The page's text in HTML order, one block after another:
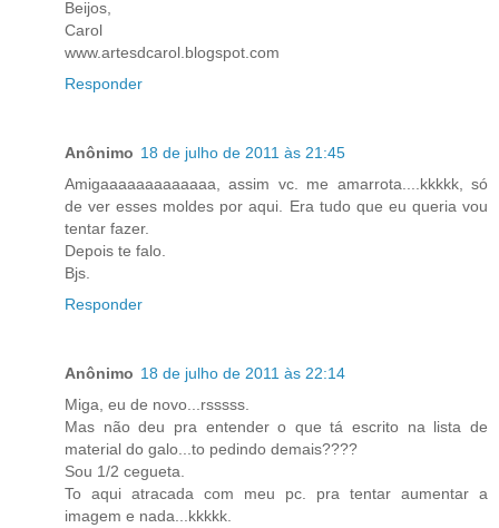
Beijos,
Carol
www.artesdcarol.blogspot.com
Responder
Anônimo 18 de julho de 2011 às 21:45
Amigaaaaaaaaaaaaa, assim vc. me amarrota....kkkkk, só
de ver esses moldes por aqui. Era tudo que eu queria vou
tentar fazer.
Depois te falo.
Bjs.
Responder
Anônimo 18 de julho de 2011 às 22:14
Miga, eu de novo...rsssss.
Mas não deu pra entender o que tá escrito na lista de
material do galo...to pedindo demais????
Sou 1/2 cegueta.
To aqui atracada com meu pc. pra tentar aumentar a
imagem e nada...kkkkk.